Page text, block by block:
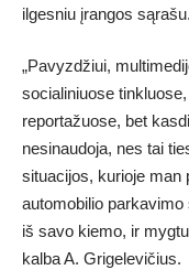
ilgesniu įrangos sąrašu.
„Pavyzdžiui,
socialiniuose
reportažuose, bet
nesinaudoja, nes tai
situacijos, kurioje man
automobilio
iš savo kiemo, ir
kalba A. Grigelevičius.